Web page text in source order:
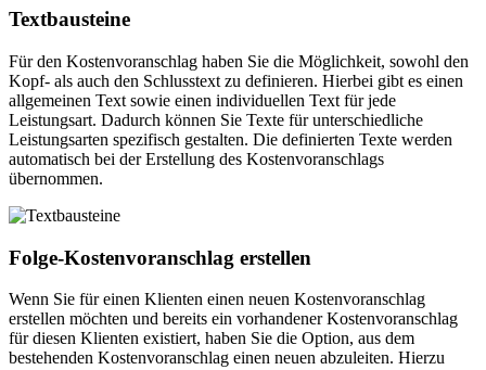
Textbausteine
Für den Kostenvoranschlag haben Sie die Möglichkeit, sowohl den
Kopf- als auch den Schlusstext zu definieren. Hierbei gibt es einen
allgemeinen Text sowie einen individuellen Text für jede
Leistungsart. Dadurch können Sie Texte für unterschiedliche
Leistungsarten spezifisch gestalten. Die definierten Texte werden
automatisch bei der Erstellung des Kostenvoranschlags
übernommen.
Folge-Kostenvoranschlag erstellen
Wenn Sie für einen Klienten einen neuen Kostenvoranschlag
erstellen möchten und bereits ein vorhandener Kostenvoranschlag
für diesen Klienten existiert, haben Sie die Option, aus dem
bestehenden Kostenvoranschlag einen neuen abzuleiten. Hierzu